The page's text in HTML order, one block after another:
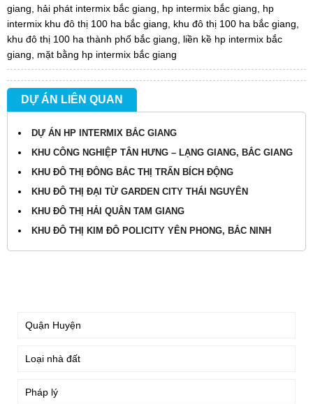
giang
hải phát intermix bắc giang hp intermix bắc giang
hp
intermix khu đô thị 100 ha bắc giang
khu đô thị 100 ha bắc giang
khu đô thị 100 ha thành phố bắc giang
liền kề hp intermix bắc
giang
mặt bằng hp intermix bắc giang
DỰ ÁN LIÊN QUAN
DỰ ÁN HP INTERMIX BẮC GIANG
KHU CÔNG NGHIỆP TÂN HƯNG – LẠNG GIANG, BẮC GIANG
KHU ĐÔ THỊ ĐÔNG BẮC THỊ TRẤN BÍCH ĐỘNG
KHU ĐÔ THỊ ĐẠI TỪ GARDEN CITY THÁI NGUYÊN
KHU ĐÔ THỊ HẢI QUÂN TAM GIANG
KHU ĐÔ THỊ KIM ĐÔ POLICITY YÊN PHONG, BẮC NINH